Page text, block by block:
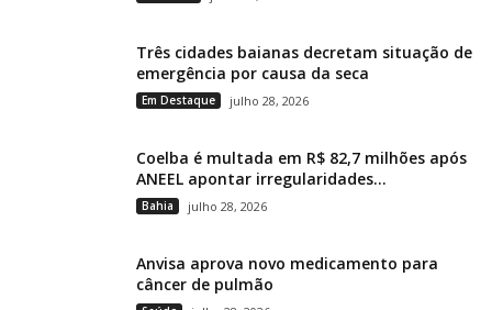
Três cidades baianas decretam situação de
emergência por causa da seca
Em Destaque julho 28, 2026
Coelba é multada em R$ 82,7 milhões após
ANEEL apontar irregularidades...
Bahia julho 28, 2026
Anvisa aprova novo medicamento para
câncer de pulmão